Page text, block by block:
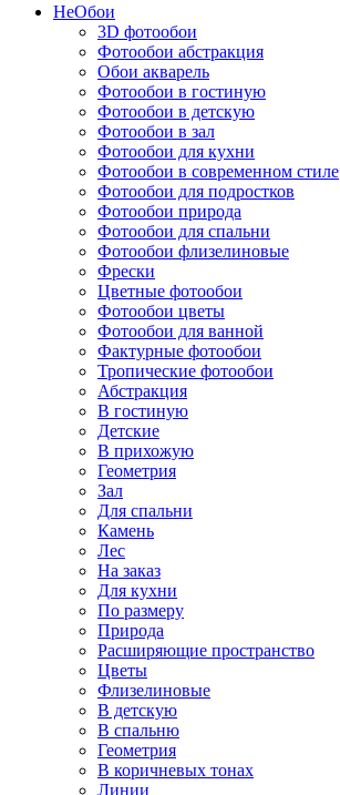
НеОбои
3D фотообои
Фотообои абстракция
Обои акварель
Фотообои в гостиную
Фотообои в детскую
Фотообои в зал
Фотообои для кухни
Фотообои в современном стиле
Фотообои для подростков
Фотообои природа
Фотообои для спальни
Фотообои флизелиновые
Фрески
Цветные фотообои
Фотообои цветы
Фотообои для ванной
Фактурные фотообои
Тропические фотообои
Абстракция
В гостиную
Детские
В прихожую
Геометрия
Зал
Для спальни
Камень
Лес
На заказ
Для кухни
По размеру
Природа
Расширяющие пространство
Цветы
Флизелиновые
В детскую
В спальню
Геометрия
В коричневых тонах
Линии